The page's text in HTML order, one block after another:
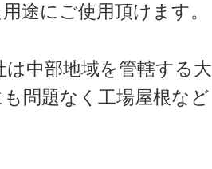
途にご使用頂けます。
中部地域を管轄する大
問題なく工場屋根など